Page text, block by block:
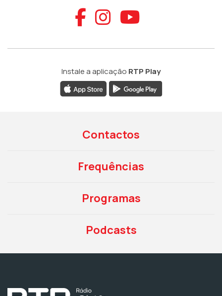
Aceder ao
Aceder ao
Aceder
Instale a aplicação RTP Play
Contactos
Frequências
Programas
Podcasts